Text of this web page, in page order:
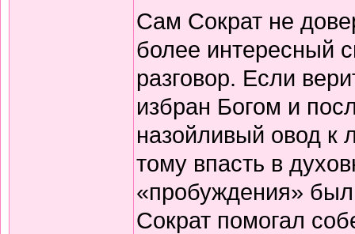
Сам Сократ не
более интересный
разговор. Если
избран Богом и
назойливый овод к
тому впасть в
«пробуждения»
Сократ помогал